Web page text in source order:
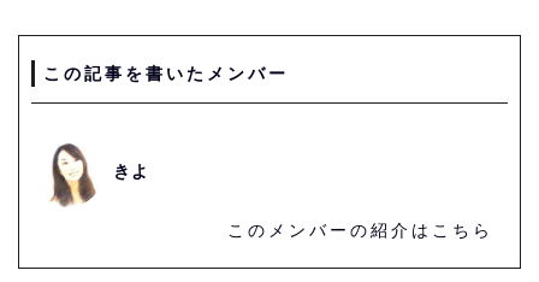
この記事を書いたメンバー
きよ
このメンバーの紹介はこちら